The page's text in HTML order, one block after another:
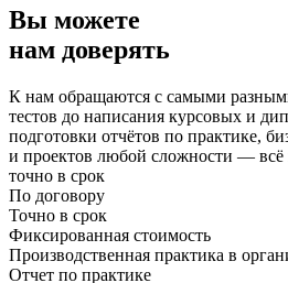
Вы можете
нам доверять
К нам обращаются с самыми
тестов до написания курсовых и
подготовки отчётов по практике,
и проектов любой сложности — всё
точно в срок
По договору
Точно в срок
Фиксированная стоимость
Производственная практика в
Отчет по практике